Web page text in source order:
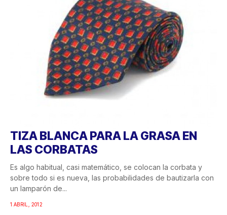
TIZA BLANCA PARA LA GRASA EN
LAS CORBATAS
Es algo habitual, casi matemático, se colocan la corbata y
sobre todo si es nueva, las probabilidades de bautizarla con
un lamparón de...
1 ABRIL, 2012